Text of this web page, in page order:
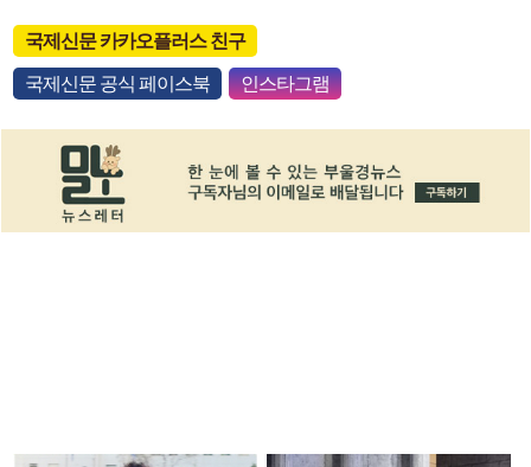
국제신문 카카오플러스 친구
국제신문 공식 페이스북 인스타그램